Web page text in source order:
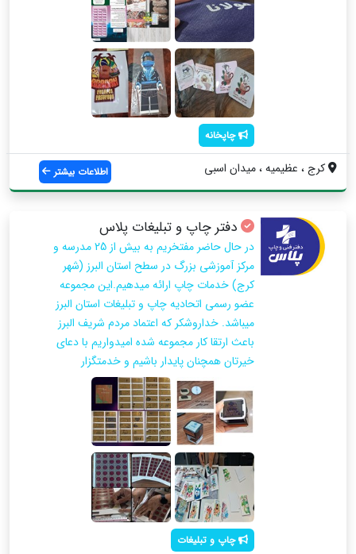
چاپخانه
کرج ، عظیمیه ، میدان اسبی اطلاعات بیشتر
دفتر چاپ و تبلیغات پلاس
در حال حاضر مفتخریم به بیش از 25 مدرسه و
مرکز آموزشی بزرگ در سطح استان البرز (شهر
کرج) خدمات چاپ ارائه میدهیم.این مجموعه
عضو رسمی اتحادیه چاپ و تبلیغات استان البرز
میباشد. خداروشکر که اعتماد مردم شریف البرز
باعث ارتقا کار مجموعه شده امیدواریم با دعای
خیرتان همچنان پایدار باشیم و خدمتگزار
چاپ و تبلیغات